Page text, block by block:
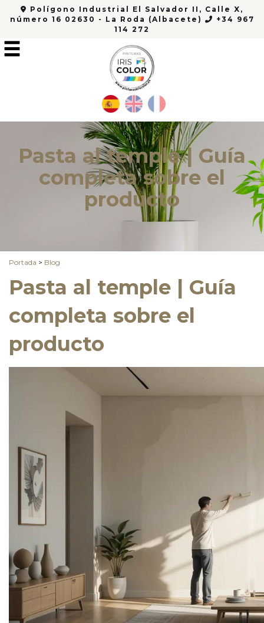
Polígono Industrial El Salvador II, Calle X,
número 16 02630 - La Roda (Albacete)
+34 967
114 272
Pasta al temple | Guía
completa sobre el
producto
Portada > Blog
Pasta al temple | Guía
completa sobre el
producto